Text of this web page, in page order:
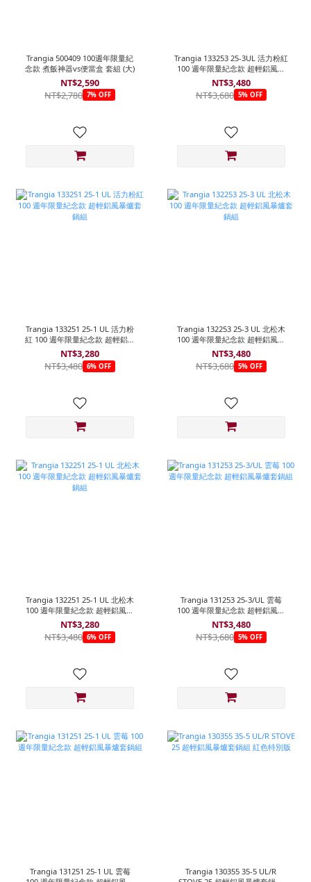
Trangia 500409 100週年限量紀
念款 煮飯神器vs便當盒 套組 (大)
NT$2,590
NT$2,780 7% OFF
Trangia 133253 25-3UL 活力粉紅
100 週年限量紀念款 超輕鋁風暴
爐套鍋組
NT$3,480
NT$3,680 5% OFF
Trangia 133251 25-1 UL 活力粉
紅 100 週年限量紀念款 超輕鋁風
暴爐套鍋組
NT$3,280
NT$3,480 6% OFF
Trangia 132253 25-3 UL 北松木
100 週年限量紀念款 超輕鋁風暴
爐套鍋組
NT$3,480
NT$3,680 5% OFF
Trangia 132251 25-1 UL 北松木
100 週年限量紀念款 超輕鋁風暴
爐套鍋組
NT$3,280
NT$3,480 6% OFF
Trangia 131253 25-3/UL 雲莓
100 週年限量紀念款 超輕鋁風暴
爐套鍋組
NT$3,480
NT$3,680 5% OFF
Trangia 131251 25-1 UL 雲莓
Trangia 130355 35-5 UL/R